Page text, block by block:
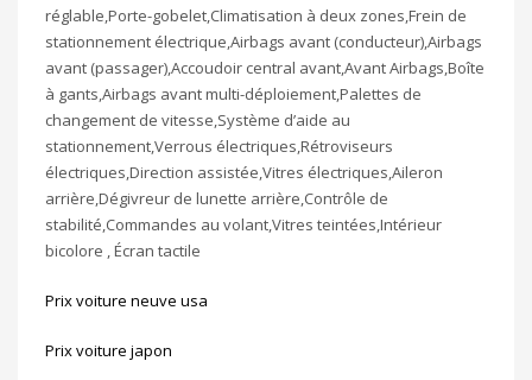
réglable,Porte-gobelet,Climatisation à deux zones,Frein de
stationnement électrique,Airbags avant (conducteur),Airbags
avant (passager),Accoudoir central avant,Avant Airbags,Boîte
à gants,Airbags avant multi-déploiement,Palettes de
changement de vitesse,Système d’aide au
stationnement,Verrous électriques,Rétroviseurs
électriques,Direction assistée,Vitres électriques,Aileron
arrière,Dégivreur de lunette arrière,Contrôle de
stabilité,Commandes au volant,Vitres teintées,Intérieur
bicolore , Écran tactile
Prix voiture neuve usa
Prix voiture japon